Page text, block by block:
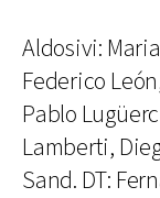
Aldosivi:
Federico
Pablo
Lamberti,
Sand. DT: